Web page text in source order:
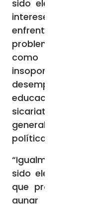
sido elegidos
intereses
enfrenten
problemas”
como son “la
insoportable
desempleo, la
educación, el
sicariato, la
generalizada,
política”, entre
“Igualmente,
sido elegidos, a
que promueva
aunar sus